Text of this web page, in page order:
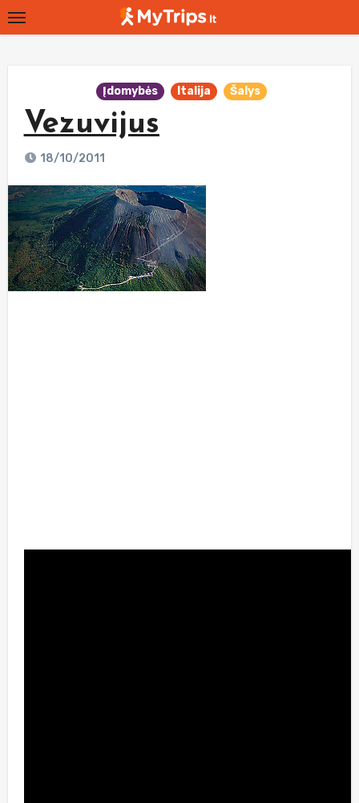
Skip
to
Įdomybės Italija Šalys
Vezuvijus
18/10/2011